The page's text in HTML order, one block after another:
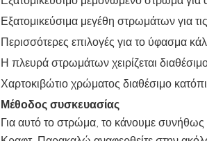
Εξατομικεύσιμα μεγέθη στρωμάτων για
Περισσότερες επιλογές για το ύφασμα
Η πλευρά στρωμάτων χειρίζεται
Χαρτοκιβώτιο χρώματος διαθέσιμο
Μέθοδος συσκευασίας
Για αυτό το στρώμα, το κάνουμε